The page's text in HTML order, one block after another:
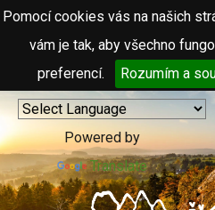
Pomocí cookies vás na našich
vám je tak, aby všechno
preferencí.
Rozumím a
Powered by
Translate